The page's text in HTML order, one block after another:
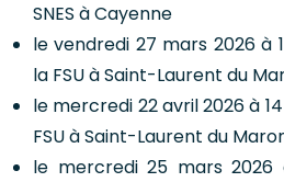
SNES à Cayenne
le vendredi 27 mars 2026 à
la FSU à Saint-Laurent du
le mercredi 22 avril 2026 à
FSU à Saint-Laurent du
le mercredi 25 mars 2026